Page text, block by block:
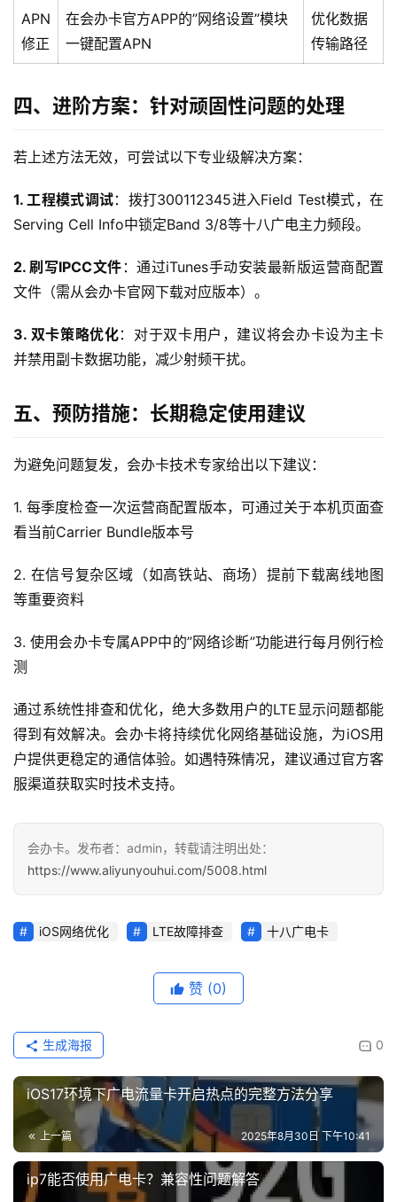
宽
带
随
W
F
i
快
讯
更
多
面
APN
修正
在会办卡官方APP的”网络设置”模块
一键配置APN
优化数据
传输路径
四、进阶方案：针对顽固性问题的处理
若上述方法无效，可尝试以下专业级解决方案：
1. 工程模式调试：拨打300112345进入Field Test模式，在
Serving Cell Info中锁定Band 3/8等十八广电主力频段。
2. 刷写IPCC文件 ：通过iTunes手动安装最新版运营商配置
文件（需从会办卡官网下载对应版本）。
3. 双卡策略优化：对于双卡用户，建议将会办卡设为主卡
并禁用副卡数据功能，减少射频干扰。
五、预防措施：长期稳定使用建议
为避免问题复发，会办卡技术专家给出以下建议：
1. 每季度检查一次运营商配置版本，可通过关于本机页面查
看当前Carrier Bundle版本号
2. 在信号复杂区域（如高铁站、商场）提前下载离线地图
等重要资料
3. 使用会办卡专属APP中的”网络诊断”功能进行每月例行检
测
通过系统性排查和优化，绝大多数用户的LTE显示问题都能
得到有效解决。会办卡将持续优化网络基础设施，为iOS用
户提供更稳定的通信体验。如遇特殊情况，建议通过官方客
服渠道获取实时技术支持。
会办卡。发布者：admin，转载请注明出处：
https://www.aliyunyouhui.com/5008.html
iOS网络优化 LTE故障排查 十八广电卡
赞 (0)
0
生成海报
iOS17环境下广电流量卡开启热点的完整方法分享
上一篇 2025年8月30日 下午10:41
ip7能否使用广电卡？兼容性问题解答